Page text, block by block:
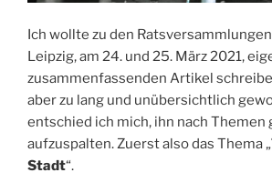
Ich wollte zu den
Leipzig, am 24. und 25. März 2021,
zusammenfassenden Artikel
aber zu lang und unübersichtlich
entschied ich mich, ihn nach Themen
aufzuspalten. Zuerst also das Thema „
Stadt“.